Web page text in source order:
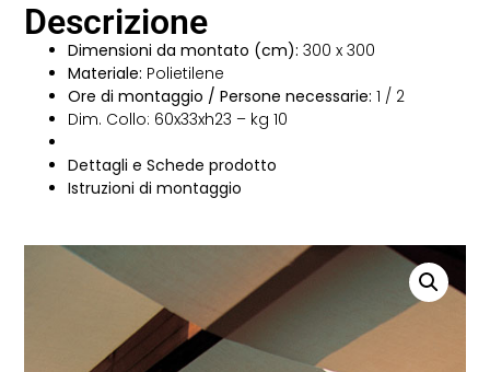
Descrizione
Dimensioni da montato (cm): 300 x 300
Materiale: Polietilene
Ore di montaggio / Persone necessarie: 1 / 2
Dim. Collo: 60x33xh23 – kg 10
Dettagli e Schede prodotto
Istruzioni di montaggio